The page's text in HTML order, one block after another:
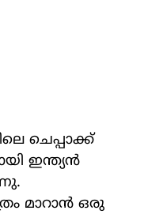
ചെപ്പാക്ക്
ഇന്ത്യൻ
മാറാൻ ഒരു